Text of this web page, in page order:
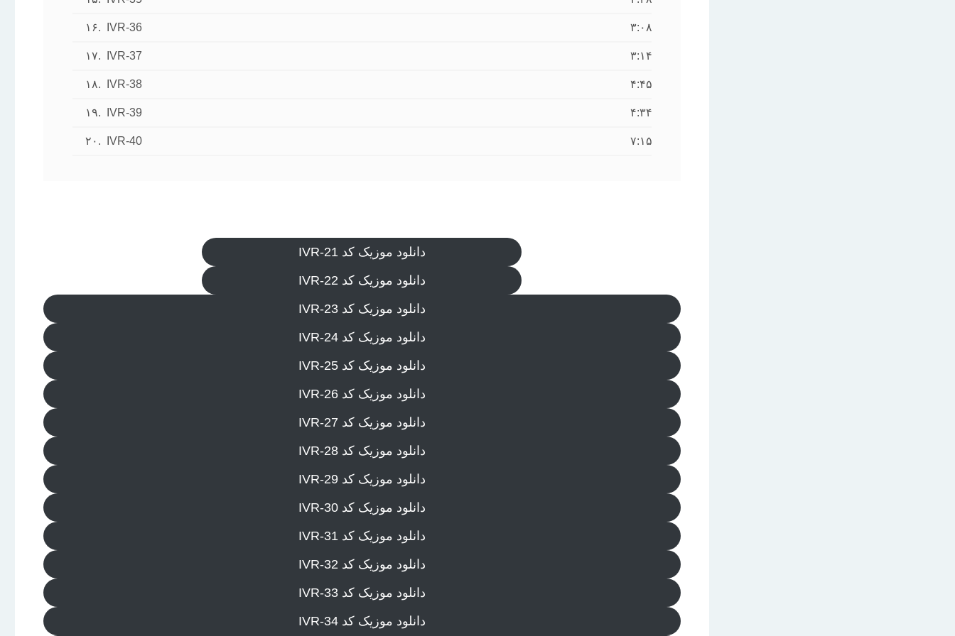
۱۶. IVR-36 ۳:۰۸
۱۷. IVR-37 ۳:۱۴
۱۸. IVR-38 ۴:۴۵
۱۹. IVR-39 ۴:۳۴
۲۰. IVR-40 ۷:۱۵
دانلود موزیک کد IVR-21
دانلود موزیک کد IVR-22
دانلود موزیک کد IVR-23
دانلود موزیک کد IVR-24
دانلود موزیک کد IVR-25
دانلود موزیک کد IVR-26
دانلود موزیک کد IVR-27
دانلود موزیک کد IVR-28
دانلود موزیک کد IVR-29
دانلود موزیک کد IVR-30
دانلود موزیک کد IVR-31
دانلود موزیک کد IVR-32
دانلود موزیک کد IVR-33
دانلود موزیک کد IVR-34